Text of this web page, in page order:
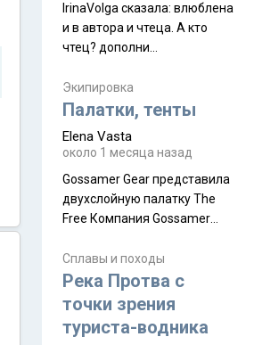
такая как бы переходная
ступень между привычной
нам Индией и остальными
надеюсь увидеть.
IrinaVolga сказалa: влюблена
и в автора и чтеца. А кто
чтец? дополни
Экипировка
Палатки, тенты
Elena Vasta
около 1 месяца назад
Gossamer Gear представила
двухслойную палатку The
Free Компания Gossamer
туристическую палатку The
Free, которая стала первой
ультралегкой моделью в
ассортименте
Сплавы и походы
Река Протва с
точки зрения
туриста-водника